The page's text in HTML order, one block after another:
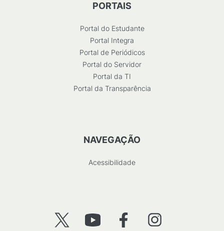
PORTAIS
Portal do Estudante
Portal Integra
Portal de Periódicos
Portal do Servidor
Portal da TI
Portal da Transparência
NAVEGAÇÃO
Acessibilidade